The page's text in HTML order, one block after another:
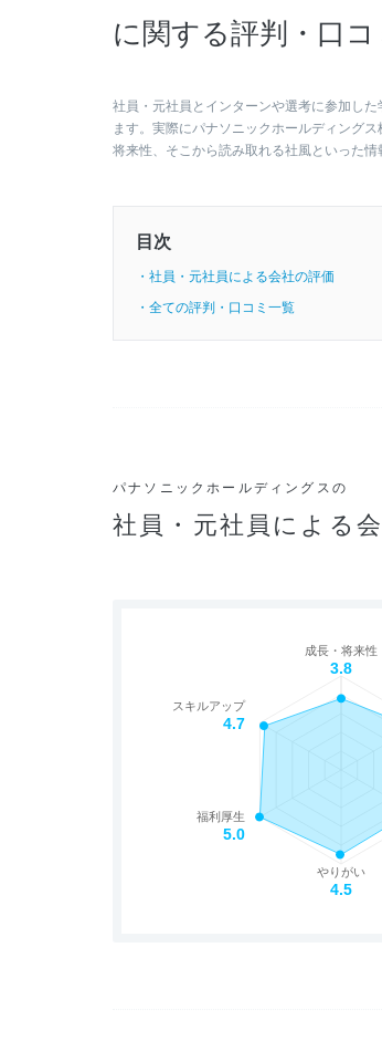
に関する評判・口コ
社員・元社員とインターンや選考に参加し
ます。実際にパナソニックホールディング
将来性、そこから読み取れる社風といった
目次
・社員・元社員による会社の評価
・全ての評判・口コミ一覧
パナソニックホールディングスの
社員・元社員による
成長・将来性
3.8
やりがい
4.5
福利厚生
5.0
スキルアップ
4.7